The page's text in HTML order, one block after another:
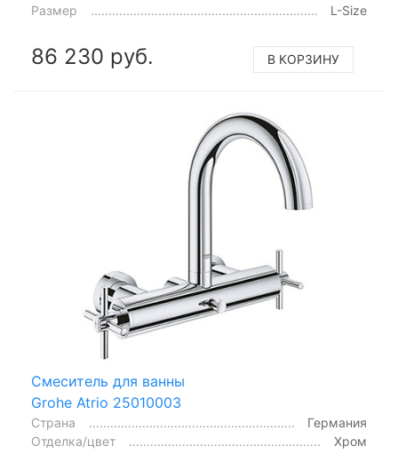
Размер
L-Size
86 230 руб. В КОРЗИНУ
Смеситель для ванны
Grohe Atrio 25010003
Страна
Германия
Отделка/цвет
Хром